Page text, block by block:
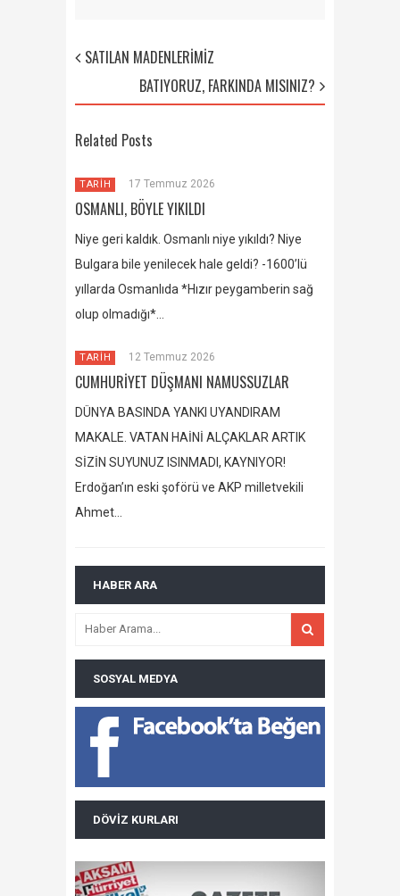
SATILAN MADENLERİMİZ
BATIYORUZ, FARKINDA MISINIZ?
Related Posts
TARİH 17 Temmuz 2026
OSMANLI, BÖYLE YIKILDI
Niye geri kaldık. Osmanlı niye yıkıldı? Niye
Bulgara bile yenilecek hale geldi? -1600’lü
yıllarda Osmanlıda *Hızır peygamberin sağ
olup olmadığı*…
TARİH 12 Temmuz 2026
CUMHURİYET DÜŞMANI NAMUSSUZLAR
DÜNYA BASINDA YANKI UYANDIRAM
MAKALE. VATAN HAİNİ ALÇAKLAR ARTIK
SİZİN SUYUNUZ ISINMADI, KAYNIYOR!
Erdoğan’ın eski şoförü ve AKP milletvekili
Ahmet…
HABER ARA
SOSYAL MEDYA
DÖVIZ KURLARI